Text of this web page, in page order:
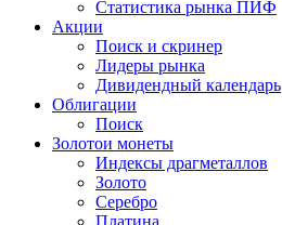
Статистика рынка ПИФ
Акции
Поиск и скринер
Лидеры рынка
Дивидендный календарь
Облигации
Поиск
Золотои монеты
Индексы драгметаллов
Золото
Серебро
Платина